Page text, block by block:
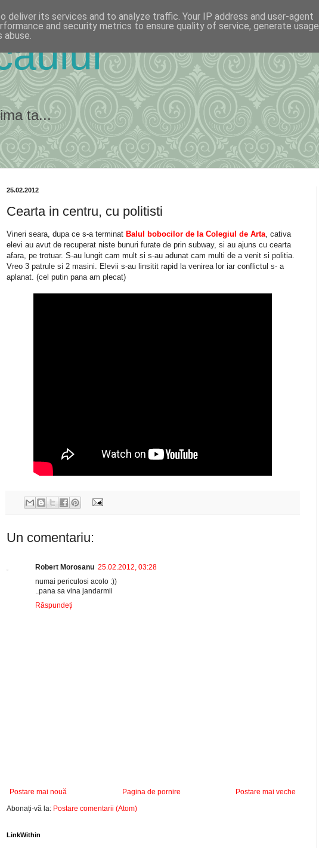
ta...
25.02.2012
Cearta in centru, cu politisti
Vineri seara, dupa ce s-a terminat Balul bobocilor de la Colegiul de Arta , cativa
elevi au avut de recuperat niste bunuri furate de prin subway, si au ajuns cu cearta
afara, pe trotuar. S-au lungit cam mult si s-au adunat cam multi de a venit si politia.
Vreo 3 patrule si 2 masini. Elevii s-au linsitit rapid la venirea lor iar conflictul s- a
aplanat. (cel putin pana am plecat)
Un comentariu:
Robert Morosanu 25.02.2012, 03:28
numai periculosi acolo :))
..pana sa vina jandarmii
Răspundeți
Postare mai nouă Postare mai veche
Pagina de pornire
Abonați-vă la: Postare comentarii (Atom)
LinkWithin
deliver its services and to analyze traffic. Your IP address and user-agent
and security metrics to ensure quality of service, generate usage